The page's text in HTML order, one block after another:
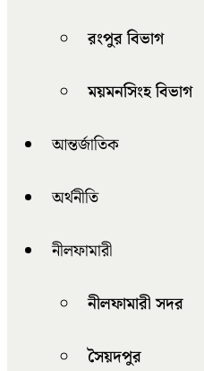
রংপুর বিভাগ
ময়মনসিংহ বিভাগ
আন্তর্জাতিক
অর্থনীতি
নীলফামারী
নীলফামারী সদর
সৈয়দপুর